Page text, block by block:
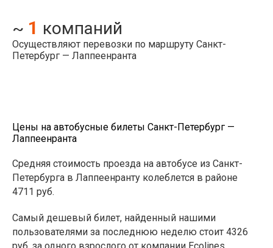
~ 1 компаний
Осуществляют перевозки по маршруту Санкт-
Петербург — Лаппеенранта
Цены на автобусные билеты Санкт-Петербург —
Лаппеенранта
Средняя стоимость проезда на автобусе из Санкт-
Петербурга в Лаппеенранту колеблется в районе
4711 руб.
Самый дешевый билет, найденный нашими
пользователями за последнюю неделю стоит 4326